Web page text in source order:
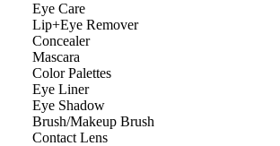
Eye Care
Lip+Eye Remover
Concealer
Mascara
Color Palettes
Eye Liner
Eye Shadow
Brush/Makeup Brush
Contact Lens